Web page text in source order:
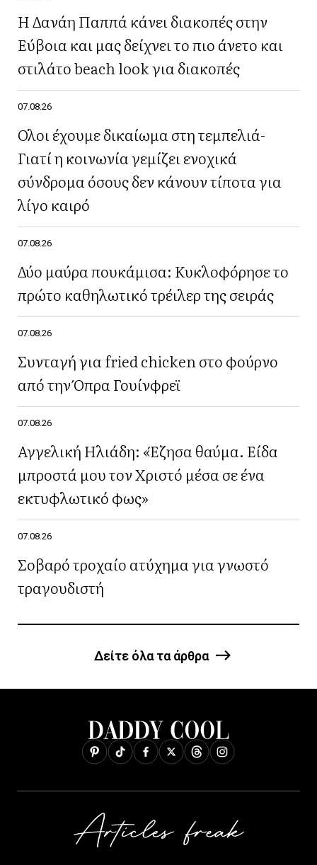
Η Δανάη Παππά κάνει διακοπές στην
Εύβοια και μας δείχνει το πιο άνετο και
στιλάτο beach look για διακοπές
07.08.26
Όλοι έχουμε δικαίωμα στη τεμπελιά-
Γιατί η κοινωνία γεμίζει ενοχικά
σύνδρομα όσους δεν κάνουν τίποτα για
λίγο καιρό
07.08.26
Δύο μαύρα πουκάμισα: Κυκλοφόρησε το
πρώτο καθηλωτικό τρέιλερ της σειράς
07.08.26
Συνταγή για fried chicken στο φούρνο
από την Όπρα Γουίνφρεϊ
07.08.26
Αγγελική Ηλιάδη: «Έζησα θαύμα. Είδα
μπροστά μου τον Χριστό μέσα σε ένα
εκτυφλωτικό φως»
07.08.26
Σοβαρό τροχαίο ατύχημα για γνωστό
τραγουδιστή
Δείτε όλα τα άρθρα